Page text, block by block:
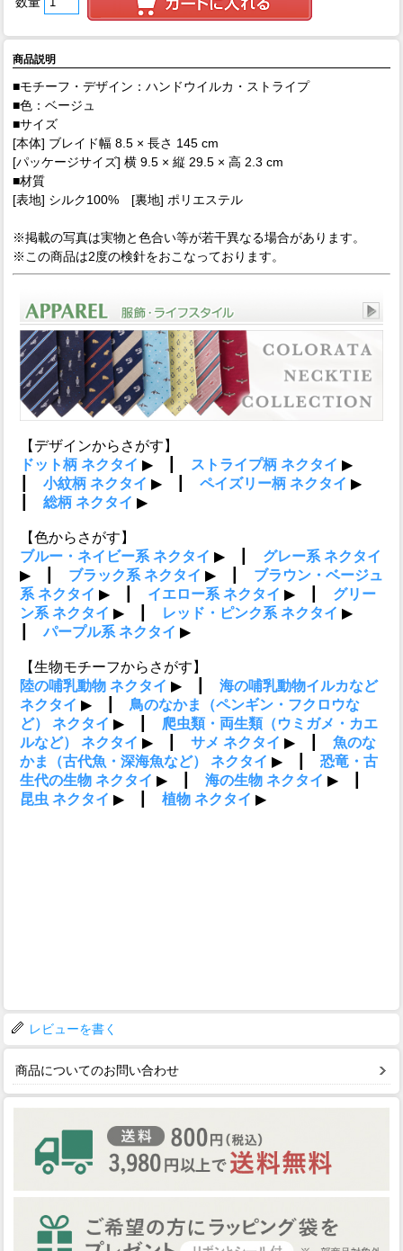
商品説明
■モチーフ・デザイン：ハンドウイルカ・ストライプ
■色：ベージュ
■サイズ
[本体] ブレイド幅 8.5 × 長さ 145 cm
[パッケージサイズ] 横 9.5 × 縦 29.5 × 高 2.3 cm
■材質
[表地] シルク100% [裏地] ポリエステル
※掲載の写真は実物と色合い等が若干異なる場合があります。
※この商品は2度の検針をおこなっております。
レビューを書く
商品についてのお問い合わせ